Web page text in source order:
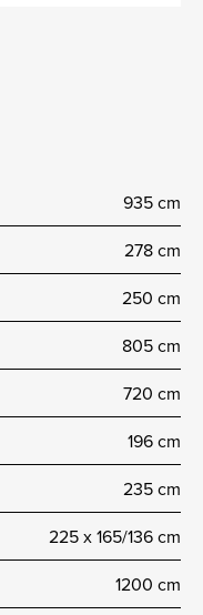
935 cm
278 cm
250 cm
805 cm
720 cm
196 cm
235 cm
225 x 165/136 cm
1200 cm